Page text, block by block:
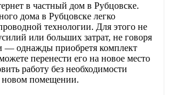
в частный дом в Рубцовске.
дома в Рубцовске легко
технологии. Для этого не
или больших затрат, не говоря
— однажды приобретя комплект
перенести его на новое место
работу без необходимости
новом помещении.